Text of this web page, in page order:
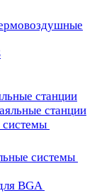
станции
станции
системы
BGA